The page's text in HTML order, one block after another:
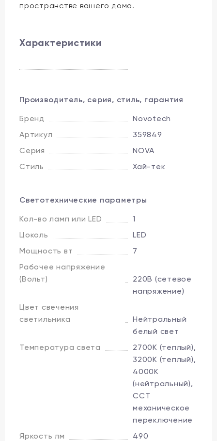
пространстве вашего дома.
Характеристики
Производитель, серия, стиль, гарантия
Бренд
Novotech
Артикул
359849
Серия
NOVA
Стиль
Хай-тек
Светотехнические параметры
Кол-во ламп или LED
1
Цоколь
LED
Мощность вт
7
Рабочее напряжение
(Вольт)
220В (сетевое
напряжение)
Цвет свечения
светильника
Нейтральный
белый свет
Температура света
2700K (теплый),
3200K (теплый),
4000K
(нейтральный),
CCT
механическое
переключение
Яркость лм
490